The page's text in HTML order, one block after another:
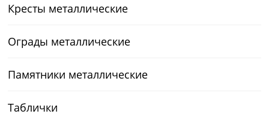
Кресты металлические
Ограды металлические
Памятники металлические
Таблички